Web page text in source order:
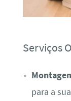
Serviços
para a